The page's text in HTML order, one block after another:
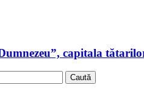
capitala